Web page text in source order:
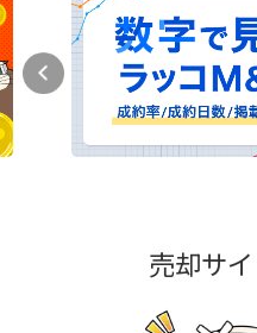
売却サ